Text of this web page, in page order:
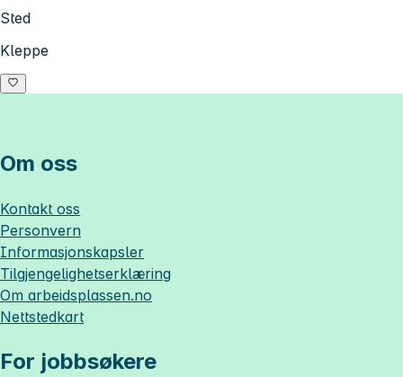
Sted
Kleppe
Om oss
Kontakt oss
Personvern
Informasjonskapsler
Tilgjengelighetserklæring
Om arbeidsplassen.no
Nettstedkart
For jobbsøkere